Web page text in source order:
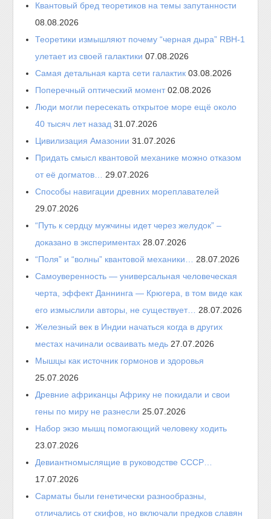
Квантовый бред теоретиков на темы запутанности
08.08.2026
Теоретики измышляют почему “черная дыра” RBH-1
улетает из своей галактики 07.08.2026
Самая детальная карта сети галактик 03.08.2026
Поперечный оптический момент 02.08.2026
Люди могли пересекать открытое море ещё около
40 тысяч лет назад 31.07.2026
Цивилизация Амазонии 31.07.2026
Придать смысл квантовой механике можно отказом
от её догматов… 29.07.2026
Способы навигации древних мореплавателей
29.07.2026
“Путь к сердцу мужчины идет через желудок” –
доказано в экспериментах 28.07.2026
“Поля” и “волны” квантовой механики… 28.07.2026
Самоуверенность — универсальная человеческая
черта, эффект Даннинга — Крюгера, в том виде как
его измыслили авторы, не существует… 28.07.2026
Железный век в Индии начаться когда в других
местах начинали осваивать медь 27.07.2026
Мышцы как источник гормонов и здоровья
25.07.2026
Древние африканцы Африку не покидали и свои
гены по миру не разнесли 25.07.2026
Набор экзо мышц помогающий человеку ходить
23.07.2026
Девиантномыслящие в руководстве СССР…
17.07.2026
Сарматы были генетически разнообразны,
отличались от скифов, но включали предков славян